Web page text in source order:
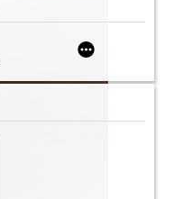
interpersonalną,
dla rodziców,
behawioralna : teoria i